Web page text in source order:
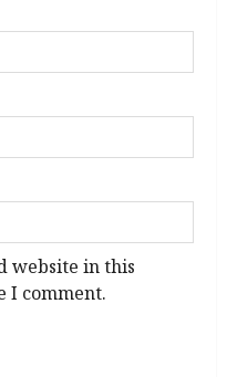
website in this
I comment.